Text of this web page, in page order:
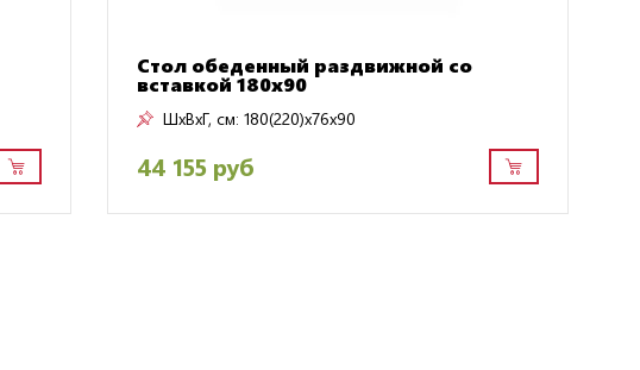
Стол обеденный раздвижной со
вставкой 180х90
ШxВxГ, см: 180(220)x76x90
44 155 руб